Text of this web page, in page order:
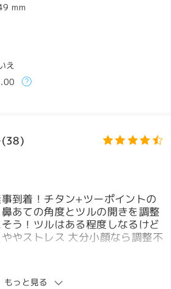
mm
え
(38)
到着！チタン+ツーポイントの
あての角度とツルの開きを調整
う！ツルはある程度しなるけど
やストレス 大分小顔なら調整不
もっと見る